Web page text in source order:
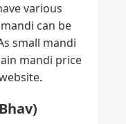
various
can be
small mandi
mandi price